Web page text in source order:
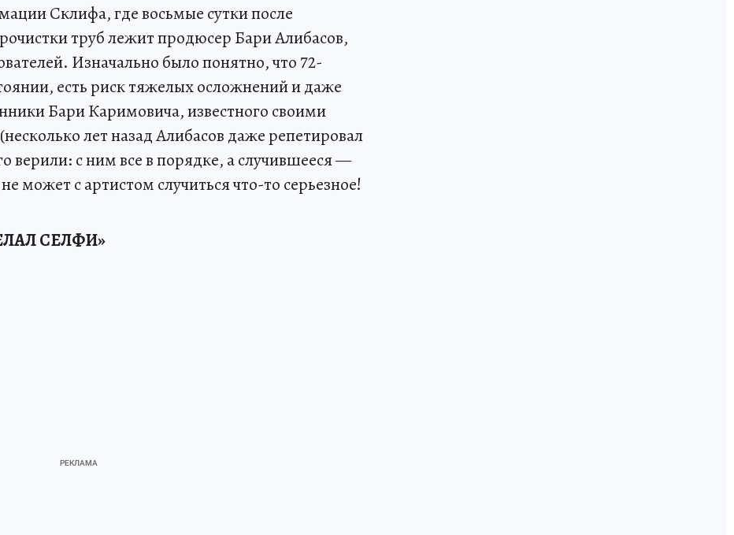
Склифа, где восьмые сутки после
труб лежит продюсер Бари Алибасов,
Изначально было понятно, что 72-
есть риск тяжелых осложнений и даже
Бари Каримовича, известного своими
лет назад Алибасов даже репетировал
верили: с ним все в порядке, а случившееся —
может с артистом случиться что-то серьезное!
СЕЛФИ»